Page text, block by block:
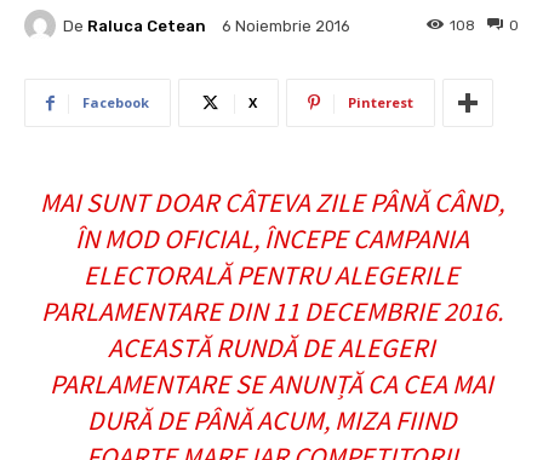
De Raluca Cetean 6 Noiembrie 2016 0
108
Facebook X Pinterest
MAI SUNT DOAR CÂTEVA ZILE PÂNĂ CÂND,
ÎN MOD OFICIAL, ÎNCEPE CAMPANIA
ELECTORALĂ PENTRU ALEGERILE
PARLAMENTARE DIN 11 DECEMBRIE 2016.
ACEASTĂ RUNDĂ DE ALEGERI
PARLAMENTARE SE ANUNȚĂ CA CEA MAI
DURĂ DE PÂNĂ ACUM, MIZA FIIND